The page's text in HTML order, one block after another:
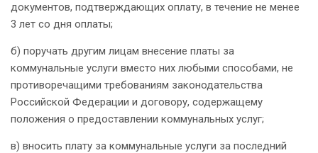
документов, подтверждающих оплату, в течение не менее
3 лет со дня оплаты;
б) поручать другим лицам внесение платы за
коммунальные услуги вместо них любыми способами, не
противоречащими требованиям законодательства
Российской Федерации и договору, содержащему
положения о предоставлении коммунальных услуг;
в) вносить плату за коммунальные услуги за последний